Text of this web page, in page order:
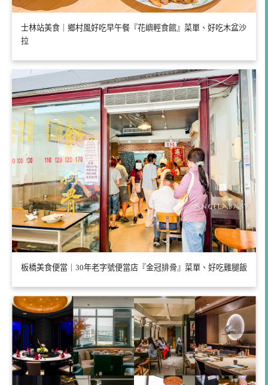
士林站美食｜鄉村風好吃早午餐『花嶼輕食館』菜單、好吃木盆沙
拉
板橋美食便當｜30年老字號便當店『金冠排骨』菜單、好吃雞腿飯